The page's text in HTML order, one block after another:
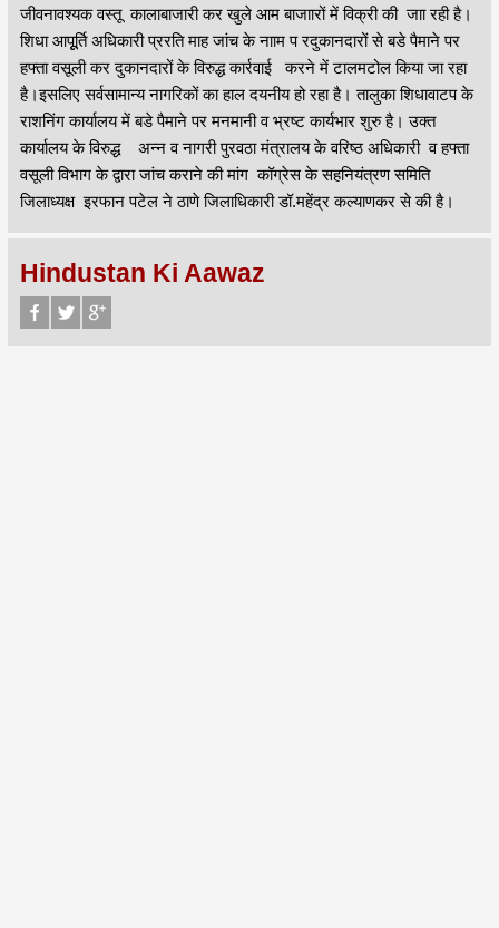
जीवनावश्यक वस्तू कालाबाजारी कर खुले आम बाजाारों में विक्री की जाा रही है।
शिधा आपूूर्ति अधिकारी प्ररति माह जांच के नााम प रदुकानदारों से बडे पैमाने पर
हफ्ता वसूली कर दुकानदारों के विरुद्ध कार्रवाई करने में टालमटोल किया जा रहा
है।इसलिए सर्वसामान्य नागरिकों का हाल दयनीय हो रहा है। तालुका शिधावाटप के
राशनिंग कार्यालय में बडे पैमाने पर मनमानी व भ्रष्ट कार्यभार शुरु है। उक्त
कार्यालय के विरुद्ध अन्न व नागरी पुरवठा मंत्रालय के वरिष्ठ अधिकारी व हफ्ता
वसूली विभाग के द्वारा जांच कराने की मांग कॉग्रेस के सहनियंत्रण समिति
जिलाध्यक्ष इरफान पटेल ने ठाणे जिलाधिकारी डॉ.महेंद्र कल्याणकर से की है।
Hindustan Ki Aawaz